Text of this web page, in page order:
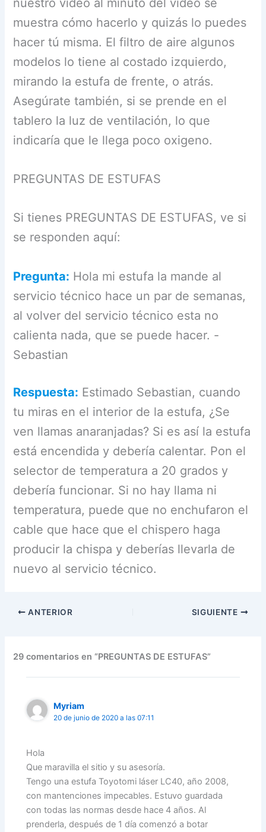
nuestro video al minuto del video se
muestra cómo hacerlo y quizás lo puedes
hacer tú misma. El filtro de aire algunos
modelos lo tiene al costado izquierdo,
mirando la estufa de frente, o atrás.
Asegúrate también, si se prende en el
tablero la luz de ventilación, lo que
indicaría que le llega poco oxigeno.
PREGUNTAS DE ESTUFAS
Si tienes PREGUNTAS DE ESTUFAS, ve si
se responden aquí:
Pregunta: Hola mi estufa la mande al
servicio técnico hace un par de semanas,
al volver del servicio técnico esta no
calienta nada, que se puede hacer. -
Sebastian
Respuesta: Estimado Sebastian, cuando
tu miras en el interior de la estufa, ¿Se
ven llamas anaranjadas? Si es así la estufa
está encendida y debería calentar. Pon el
selector de temperatura a 20 grados y
debería funcionar. Si no hay llama ni
temperatura, puede que no enchufaron el
cable que hace que el chispero haga
producir la chispa y deberías llevarla de
nuevo al servicio técnico.
ANTERIOR SIGUIENTE
29 comentarios en “PREGUNTAS DE ESTUFAS”
Myriam
20 de junio de 2020 a las 07:11
Hola
Que maravilla el sitio y su asesoría.
Tengo una estufa Toyotomi láser LC40, año 2008,
con mantenciones impecables. Estuvo guardada
con todas las normas desde hace 4 años. Al
prenderla, después de 1 día comenzó a botar